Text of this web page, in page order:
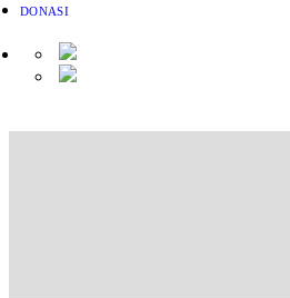
DONASI